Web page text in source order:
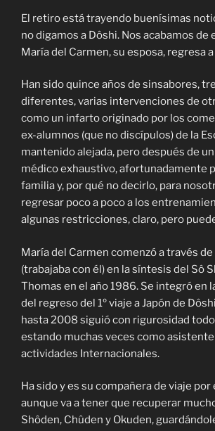
El retiro está trayendo buenísimas
no digamos a Dôshi. Nos acabamos de
María del Carmen, su esposa, regresa
Han sido quince años de sinsabores,
diferentes, varias intervenciones de
como un infarto originado por los
ex-alumnos (que no discípulos) de la
mantenido alejada, pero después de
médico exhaustivo, afortunadamente
familia y, por qué no decirlo, para
regresar poco a poco a los
algunas restricciones, claro, pero
María del Carmen comenzó a través de
(trabajaba con él) en la síntesis del Sô
Thomas en el año 1986. Se integró en
del regreso del 1º viaje a Japón de
hasta 2008 siguió con rigurosidad
estando muchas veces como
actividades Internacionales.
Ha sido y es su compañera de viaje por
aunque va a tener que recuperar
Shôden, Chûden y Okuden,